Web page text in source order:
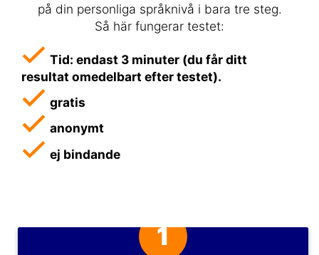
på din personliga språknivå i bara tre steg.
Så här fungerar testet:
Tid: endast 3 minuter (du får ditt
resultat omedelbart efter testet).
gratis
anonymt
ej bindande
1